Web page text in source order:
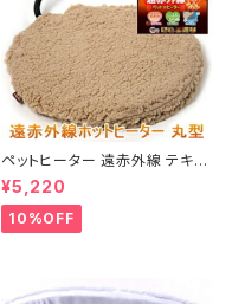
ペットヒーター 遠赤外線 テキオ
ンヒーター 丸型 まる チワワ 小
型犬 犬用ヒーター
¥5,220
10%OFF